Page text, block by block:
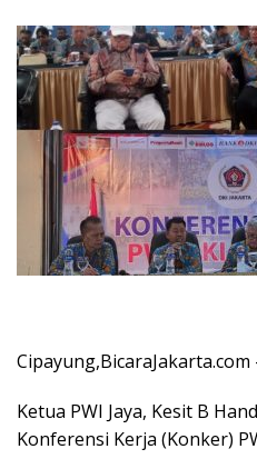
Cipayung,BicaraJakarta.com
Ketua PWI Jaya, Kesit B
Konferensi Kerja (Konker)